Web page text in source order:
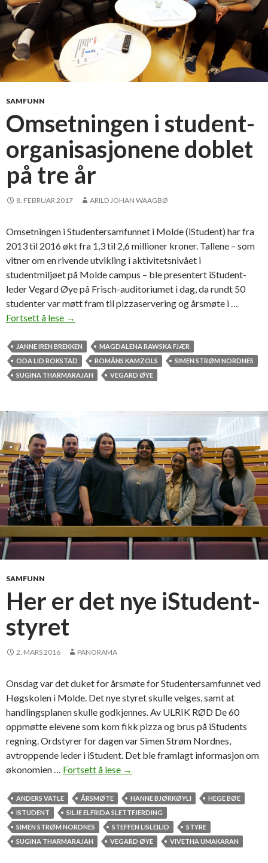
n
e
i
ø
g
s
k
o
l
s
t
y
r
e
t
n
b
l
u
l
e
r
t
SAMFUNN
Omsetningen i student-
organisasjonene doblet
på tre år
8. FEBRUAR 2017 ARILD JOHAN WAAGBØ
Omsetningen i Studentersamfunnet i Molde (iStudent) har fra
2013 til 2016 økt fra 1,3 til 2,6 millioner kroner. Tallene – som
vitner om en rivende utvikling i aktivitetsnivået i
studentmiljøet på Molde campus – ble presentert iStudent-
leder Vegard Øye på Frisch-auditoriumet i dag, da rundt 50
studenter var møtt fram til pizzaservering og årsmøte i …
Fortsett å lese O
s
e
t
g
e
n
i
s
t
e
n
o
g
s
a
s
j
o
n
e
n
e
d
o
b
→
JANNE IREN BREKKEN
MAGDALENA RAWSKA FJÆR
ODA LID ROKSTAD
ROMÂNS KAMZOLS
SIMEN STRØM NORDNES
SUGINA THARMARAJAH
VEGARD ØYE
SAMFUNN
Her er det nye iStudent-
styret
2. MARS 2016 PANORAMA
Onsdag var det duket for årsmøte for Studentersamfunnet ved
Høgskolen i Molde. Det nye styret skulle velges, samt at
handlingsplanen skulle godkjennes. Av ULRIK RØD De 60
oppmøtte elevene som kom fikk pizza og brus på iStudents
regning. Ordstyrer for dagen var Simen Strøm Nordnes,
avtroppende leder i iStudent. Det ble framlagt informasjon om
økonomien … Fortsett å lese H
r
e
r
d
→
ANDERS VATLE ÅRSMØTE HANNE BJØRKØYLI
HEGE BØE
ISTUDENT
SILJE ELFRIDA SLETTFJERDING
SIMEN STRØM NORDNES
STEFFEN LISLEILID
STYRE
SUGINA THARMARAJAH
VEGARD ØYE VIVETHA UMAKARAN